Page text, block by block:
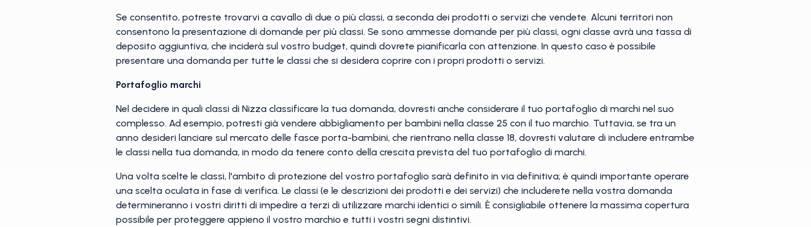
Se consentito, potreste trovarvi a cavallo di due o più classi, a seconda dei prodotti o servizi che vendete. Alcuni territori non
consentono la presentazione di domande per più classi. Se sono ammesse domande per più classi, ogni classe avrà una tassa di
deposito aggiuntiva, che inciderà sul vostro budget, quindi dovrete pianificarla con attenzione. In questo caso è possibile
presentare una domanda per tutte le classi che si desidera coprire con i propri prodotti o servizi.
Portafoglio marchi
Nel decidere in quali classi di Nizza classificare la tua domanda, dovresti anche considerare il tuo portafoglio di marchi nel suo
complesso. Ad esempio, potresti già vendere abbigliamento per bambini nella classe 25 con il tuo marchio. Tuttavia, se tra un
anno desideri lanciare sul mercato delle fasce porta-bambini, che rientrano nella classe 18, dovresti valutare di includere entrambe
le classi nella tua domanda, in modo da tenere conto della crescita prevista del tuo portafoglio di marchi.
Una volta scelte le classi, l'ambito di protezione del vostro portafoglio sarà definito in via definitiva; è quindi importante operare
una scelta oculata in fase di verifica. Le classi (e le descrizioni dei prodotti e dei servizi) che includerete nella vostra domanda
determineranno i vostri diritti di impedire a terzi di utilizzare marchi identici o simili. È consigliabile ottenere la massima copertura
possibile per proteggere appieno il vostro marchio e tutti i vostri segni distintivi.